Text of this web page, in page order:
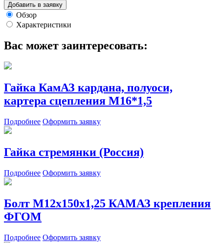
Добавить в заявку
Обзор
Характеристики
Вас может заинтересовать:
Гайка КамАЗ кардана, полуоси,
картера сцепления М16*1,5
Подробнее Оформить заявку
Гайка стремянки (Россия)
Подробнее Оформить заявку
Болт М12х150х1,25 КАМАЗ крепления
ФГОМ
Подробнее Оформить заявку